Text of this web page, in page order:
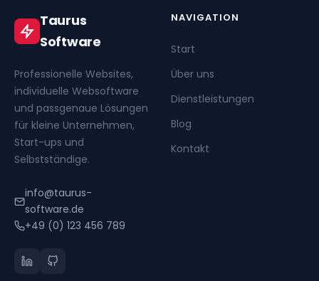
Taurus
Software
Professionelle Websites,
individuelle Websoftware
und passgenaue Lösungen
für kleine Unternehmen,
Start-ups und
Selbstständige.
info@taurus-
software.de
+49 (0) 123 456 789
NAVIGATION
Start
Über uns
Dienstleistungen
Blog
Kontakt